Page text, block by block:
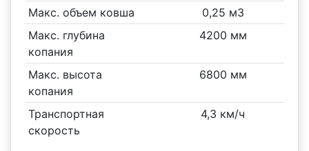
Макс. объем ковша
0,25 м3
Макс. глубина
копания
4200 мм
Макс. высота
копания
6800 мм
Транспортная
скорость
4,3 км/ч